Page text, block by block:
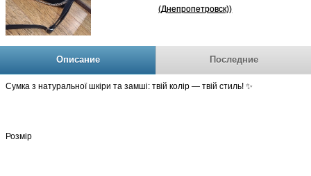
(Днепропетровск))
Описание Последние
​Сумка з натуральної шкіри та замші: твій колір — твій стиль! ✨
Розмір